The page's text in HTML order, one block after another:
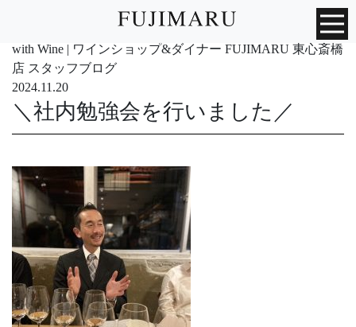
with Wine | ワインショップ&ダイナー FUJIMARU 東心斎橋
店 スタッフブログ
2024.11.20
＼社内勉強会を行いました／